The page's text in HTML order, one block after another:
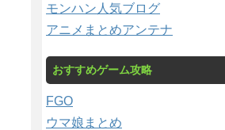
モンハン人気ブログ
アニメまとめアンテナ
おすすめゲーム攻略
FGO
ウマ娘まとめ